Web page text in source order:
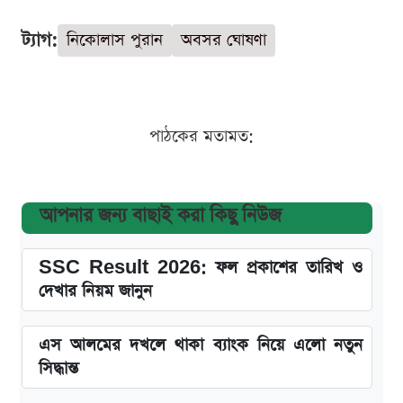
ট্যাগ: নিকোলাস পুরান অবসর ঘোষণা
পাঠকের মতামত:
আপনার জন্য বাছাই করা কিছু নিউজ
SSC Result 2026: ফল প্রকাশের তারিখ ও
দেখার নিয়ম জানুন
এস আলমের দখলে থাকা ব্যাংক নিয়ে এলো নতুন
সিদ্ধান্ত